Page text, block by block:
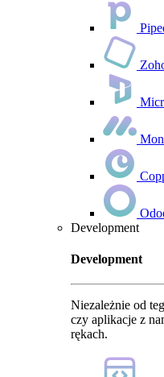
Development
Development
Niezależnie od
czy aplikacje z
rękach.